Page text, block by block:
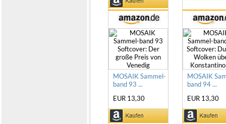
MOSAIK Sammel-
band 93 ...
EUR 13,30
MOSAIK
band 94 ...
EUR 13,30